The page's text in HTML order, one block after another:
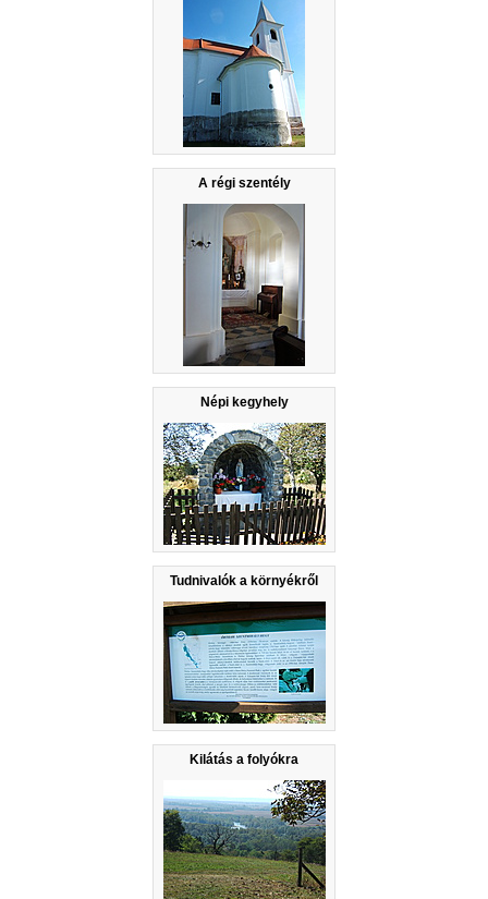
A régi szentély
Népi kegyhely
Tudnivalók a környékről
Kilátás a folyókra